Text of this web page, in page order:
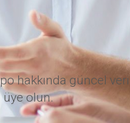
hakkında güncel
üye olun.